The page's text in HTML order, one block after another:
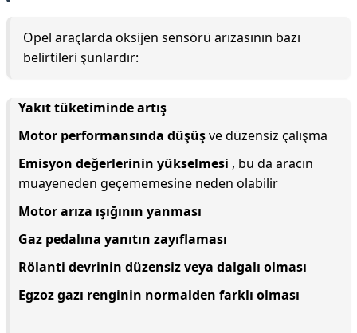
Opel araçlarda oksijen sensörü arızasının bazı
belirtileri şunlardır:
Yakıt tüketiminde artış
Motor performansında düşüşve düzensiz çalışma
Emisyon değerlerinin yükselmesi , bu da aracın
muayeneden geçememesine neden olabilir
Motor arıza ışığının yanması
Gaz pedalına yanıtın zayıflaması
Rölanti devrinin düzensiz veya dalgalı olması
Egzoz gazı renginin normalden farklı olması